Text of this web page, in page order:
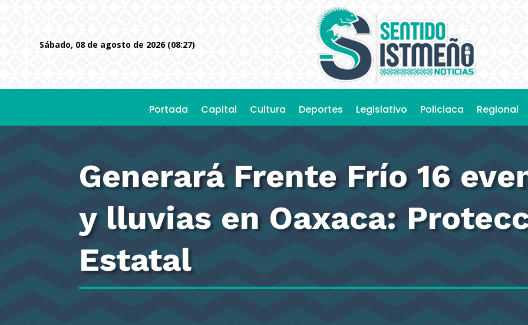
sábado, 08 de agosto de 2026 (08:27)
Portada Capital Cultura Deportes Legislativo Policiaca Regional
Generará Frente Frío 16
y lluvias en Oaxaca:
Estatal